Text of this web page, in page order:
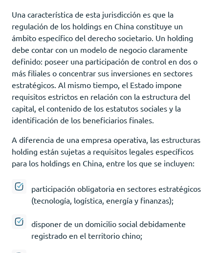
Una característica de esta jurisdicción es que la
regulación de los holdings en China constituye un
ámbito específico del derecho societario. Un holding
debe contar con un modelo de negocio claramente
definido: poseer una participación de control en dos o
más filiales o concentrar sus inversiones en sectores
estratégicos. Al mismo tiempo, el Estado impone
requisitos estrictos en relación con la estructura del
capital, el contenido de los estatutos sociales y la
identificación de los beneficiarios finales.
A diferencia de una empresa operativa, las estructuras
holding están sujetas a requisitos legales específicos
para los holdings en China, entre los que se incluyen:
participación obligatoria en sectores estratégicos
(tecnología, logística, energía y finanzas);
disponer de un domicilio social debidamente
registrado en el territorio chino;